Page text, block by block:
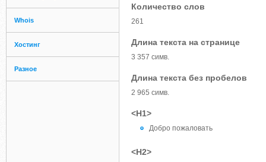
Whois
Хостинг
Разное
Количество слов
261
Длина текста на странице
3 357 симв.
Длина текста без пробелов
2 965 симв.
<H1>
Добро пожаловать
<H2>